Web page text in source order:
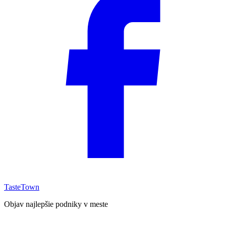
TasteTown
Objav najlepšie podniky v meste